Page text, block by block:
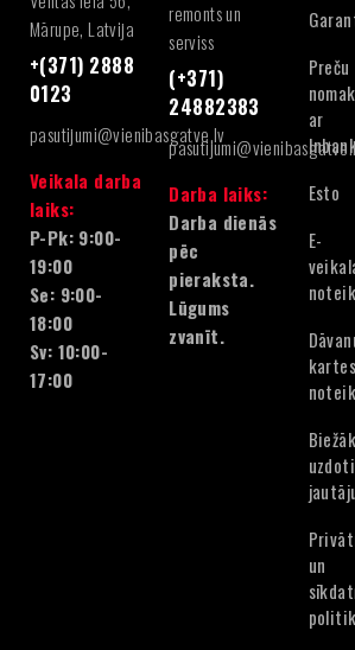
Mārupe, Latvija
+(371) 2888
0123
pasutijumi@vienibasgatve.lv
Veikala darba
laiks:
P-Pk: 9:00-
19:00
Se: 9:00-
18:00
Sv: 10:00-
17:00
remonts un
serviss
(+371)
24882383
Darba laiks:
Darba dienās
pēc
pieraksta.
Lūgums
zvanīt.
Preču
ar
Esto
E-
kartes
Biežāk
un